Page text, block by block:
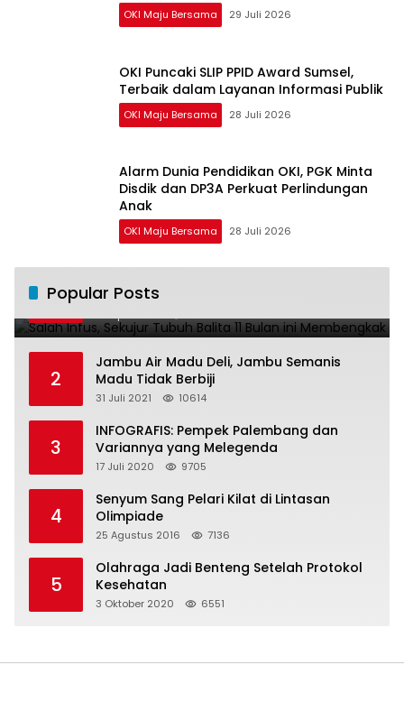
OKI Maju Bersama 29 Juli 2026
OKI Puncaki SLIP PPID Award Sumsel,
Terbaik dalam Layanan Informasi Publik
OKI Maju Bersama 28 Juli 2026
Alarm Dunia Pendidikan OKI, PGK Minta
Disdik dan DP3A Perkuat Perlindungan
Anak
OKI Maju Bersama 28 Juli 2026
Popular Posts
1
ini Membengkak
2
Jambu Air Madu Deli, Jambu Semanis
Madu Tidak Berbiji
31 Juli 2021 10614
3
INFOGRAFIS: Pempek Palembang dan
Variannya yang Melegenda
17 Juli 2020 9705
4
Senyum Sang Pelari Kilat di Lintasan
Olimpiade
25 Agustus 2016 7136
5
Olahraga Jadi Benteng Setelah Protokol
Kesehatan
3 Oktober 2020 6551